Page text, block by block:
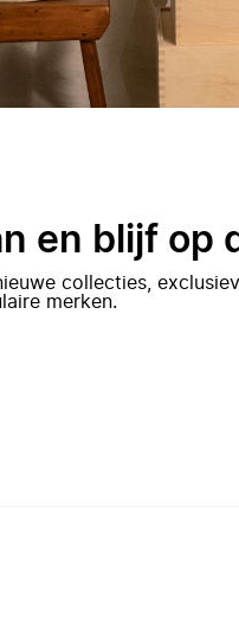
en blijf op
collecties,
merken.